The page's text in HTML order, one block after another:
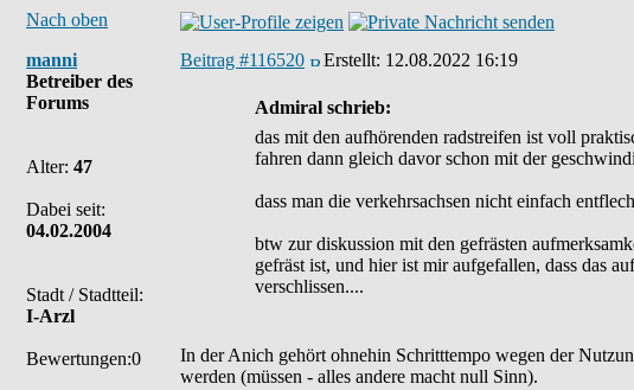
Nach oben
manni
Betreiber des
Forums
Alter: 47
Dabei seit:
04.02.2004
Stadt / Stadtteil:
I-Arzl
Bewertungen:0
Beitrag #116520 Erstellt: 12.08.2022 16:19
Admiral schrieb:
das mit den aufhörenden radstreifen ist voll
fahren dann gleich davor schon mit der
dass man die verkehrsachsen nicht einfach
btw zur diskussion mit den gefrästen
gefräst ist, und hier ist mir aufgefallen, dass das
verschlissen....
In der Anich gehört ohnehin Schritttempo wegen der
werden (müssen - alles andere macht null Sinn).